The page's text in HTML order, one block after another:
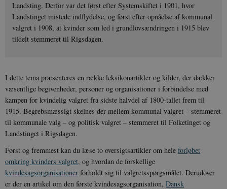
Landsting. Derfor var det først efter Systemskiftet i 1901, hvor
Landstinget mistede indflydelse, og først efter opnåelse af kommunal
valgret i 1908, at kvinder som led i grundlovsændringen i 1915 blev
tildelt stemmeret til Rigsdagen.
I dette tema præsenteres en række leksikonartikler og kilder, der dækker
væsentlige begivenheder, personer og organisationer i forbindelse med
kampen for kvindelig valgret fra sidste halvdel af 1800-tallet frem til
1915. Begrebsmæssigt skelnes der mellem kommunal valgret – stemmeret
til kommunale valg – og politisk valgret – stemmeret til Folketinget og
Landstinget i Rigsdagen.
Først og fremmest kan du læse to oversigtsartikler om hele forløbet
omkring kvinders valgret, og hvordan de forskellige
kvindesagsorganisationer forholdt sig til valgretsspørgsmålet. Derudover
er der en artikel om den første kvindesagsorganisation, Dansk